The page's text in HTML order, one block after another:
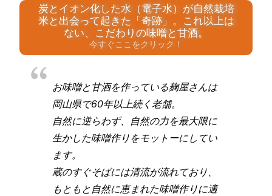
炭とイオン化した水（電子水）が自然栽培
米と出会って起きた「奇跡」。これ以上は
ない、こだわりの味噌と甘酒。
今すぐここをクリック！
お味噌と甘酒を作っている麹屋さんは
岡山県で60年以上続く老舗。
自然に逆らわず、自然の力を最大限に
生かした味噌作りをモットーにしてい
ます。
蔵のすぐそばには清流が流れており、
もともと自然に恵まれた味噌作りに適